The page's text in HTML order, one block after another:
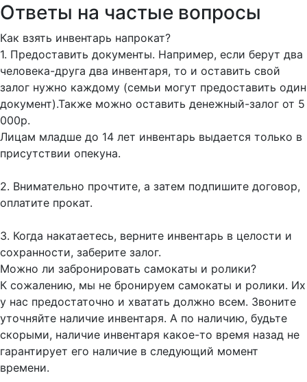
Ответы на частые вопросы
Как взять инвентарь напрокат?
1. Предоставить документы. Например, если берут два
человека-друга два инвентаря, то и оставить свой
залог нужно каждому (семьи могут предоставить один
документ).Также можно оставить денежный-залог от 5
000р.
Лицам младше до 14 лет инвентарь выдается только в
присутствии опекуна.
2. Внимательно прочтите, а затем подпишите договор,
оплатите прокат.
3. Когда накатаетесь, верните инвентарь в целости и
сохранности, заберите залог.
Можно ли забронировать самокаты и ролики?
К сожалению, мы не бронируем самокаты и ролики. Их
у нас предостаточно и хватать должно всем. Звоните
уточняйте наличие инвентаря. А по наличию, будьте
скорыми, наличие инвентаря какое-то время назад не
гарантирует его наличие в следующий момент
времени.